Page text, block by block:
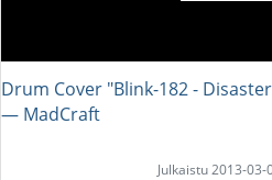
Drum Cover "Blink-182 -
― MadCraft
Julkaistu 2013-